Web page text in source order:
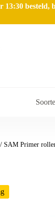
13:30
/ SAM Primer